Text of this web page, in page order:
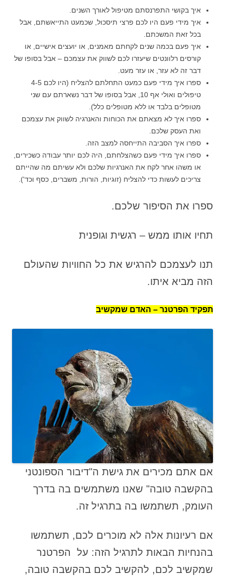
איך בקושי התפרנסתם מטיפול לאורך השנים.
איך מידי פעם היו לכם פרצי תיסכול, שכמעט התייאשתם, אבל
בכל זאת המשכתם.
איך פעם בכמה שנים לקחתם מאמנים, או יועצים אישיים, או
קורסים רלוונטים שיעזרו לכם לשווק את עצמכם – אבל בסופו של
דבר זה לא עזר, או עזר מעט.
ספרו איך מידי פעם כמעט התחלתם להצליח (היו לכם 4-5
טיפולים ואולי אף 10, אבל בסופו של דבר נשארתם עם שני
מטופלים בלבד או ללא מטופלים כלל).
ספרו איך לא מצאתם את הכוחות והאנרגיה לשווק את עצמכם
ואת העסק שלכם.
ספרו איך הסביבה התייחסה למצב הזה.
ספרו איך מידי פעם כשהצלחתם, היה לכם יותר עבודה כשכירים,
או משהו אחר לקח את האנרגיות שלכם ולא עשיתם מה שהייתם
צריכים לעשות כדי להצליח (זוגיות, הורות, משברים, כסף וכד').
ספרו את הסיפור שלכם.
תחיו אותו ממש – רגשית וגופנית
תנו לעצמכם להרגיש את כל החוויות שהעולם
הזה מביא איתו.
תפקיד הפרטנר – האדם שמקשיב
אם אתם מכירים את גישת ה"דיבור הספונטני
בהקשבה טובה" שאנו משתמשים בה בדרך
העומק, תשתמשו בה בתרגיל זה.
אם רעיונות אלה לא מוכרים לכם, תשתמשו
בהנחיות הבאות לתרגיל הזה: על הפרטנר
שמקשיב לכם, להקשיב לכם בהקשבה טובה,